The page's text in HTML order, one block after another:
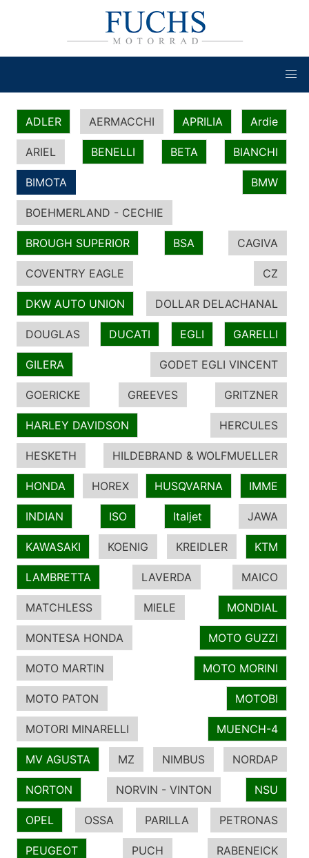
ADLER AERMACCHI APRILIA Ardie
ARIEL BENELLI BETA BIANCHI
BIMOTA BMW
BOEHMERLAND - CECHIE
BROUGH SUPERIOR BSA CAGIVA
COVENTRY EAGLE CZ
DKW AUTO UNION DOLLAR DELACHANAL
DOUGLAS DUCATI EGLI GARELLI
GILERA GODET EGLI VINCENT
GOERICKE GREEVES GRITZNER
HARLEY DAVIDSON HERCULES
HESKETH HILDEBRAND & WOLFMUELLER
HONDA HOREX HUSQVARNA IMME
INDIAN ISO Italjet JAWA
KAWASAKI KOENIG KREIDLER KTM
LAMBRETTA LAVERDA MAICO
MATCHLESS MIELE MONDIAL
MONTESA HONDA MOTO GUZZI
MOTO MARTIN MOTO MORINI
MOTO PATON MOTOBI
MOTORI MINARELLI MUENCH-4
MV AGUSTA MZ NIMBUS NORDAP
NORTON NORVIN - VINTON NSU
OPEL OSSA PARILLA PETRONAS
PEUGEOT PUCH RABENEICK